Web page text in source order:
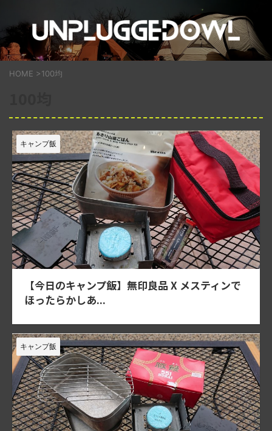
HOME >100均
キャンプ飯
【今日のキャンプ飯】無印良品 X メスティンで
ほったらかしあ...
キャンプ飯